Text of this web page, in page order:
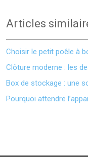
Articles
Choisir le petit poêle à
Clôture moderne : les
Box de stockage : une
Pourquoi attendre